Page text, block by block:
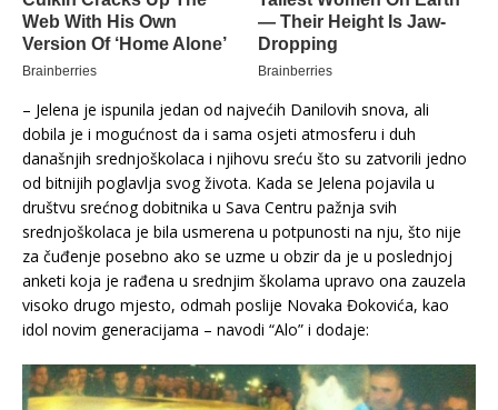
– Jelena je ispunila jedan od najvećih Danilovih snova, ali
dobila je i mogućnost da i sama osjeti atmosferu i duh
današnjih srednjoškolaca i njihovu sreću što su zatvorili jedno
od bitnijih poglavlja svog života. Kada se Jelena pojavila u
društvu srećnog dobitnika u Sava Centru pažnja svih
srednjoškolaca je bila usmerena u potpunosti na nju, što nije
za čuđenje posebno ako se uzme u obzir da je u poslednjoj
anketi koja je rađena u srednjim školama upravo ona zauzela
visoko drugo mjesto, odmah poslije Novaka Đokovića, kao
idol novim generacijama – navodi “Alo” i dodaje: